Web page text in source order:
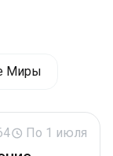
Миры
По 1 июля